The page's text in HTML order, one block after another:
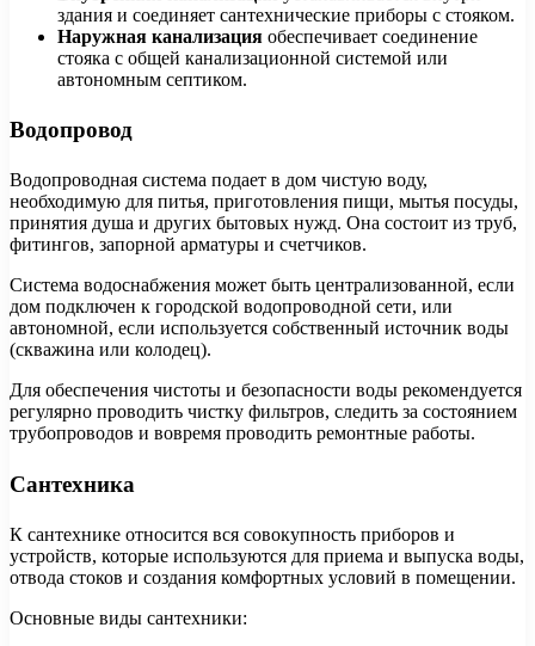
здания и соединяет сантехнические приборы с стояком.
Наружная канализация обеспечивает соединение
стояка с общей канализационной системой или
автономным септиком.
Водопровод
Водопроводная система подает в дом чистую воду,
необходимую для питья, приготовления пищи, мытья посуды,
принятия душа и других бытовых нужд. Она состоит из труб,
фитингов, запорной арматуры и счетчиков.
Система водоснабжения может быть централизованной, если
дом подключен к городской водопроводной сети, или
автономной, если используется собственный источник воды
(скважина или колодец).
Для обеспечения чистоты и безопасности воды рекомендуется
регулярно проводить чистку фильтров, следить за состоянием
трубопроводов и вовремя проводить ремонтные работы.
Сантехника
К сантехнике относится вся совокупность приборов и
устройств, которые используются для приема и выпуска воды,
отвода стоков и создания комфортных условий в помещении.
Основные виды сантехники: